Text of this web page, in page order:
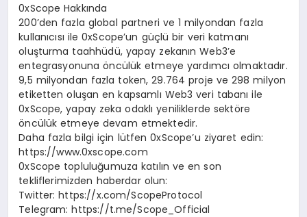
0xScope Hakkında
200’den fazla global partneri ve 1 milyondan fazla
kullanıcısı ile 0xScope’un güçlü bir veri katmanı
oluşturma taahhüdü, yapay zekanın Web3’e
entegrasyonuna öncülük etmeye yardımcı olmaktadır.
9,5 milyondan fazla token, 29.764 proje ve 298 milyon
etiketten oluşan en kapsamlı Web3 veri tabanı ile
0xScope, yapay zeka odaklı yeniliklerde sektöre
öncülük etmeye devam etmektedir.
Daha fazla bilgi için lütfen 0xScope’u ziyaret edin:
https://www.0xscope.com
0xScope topluluğumuza katılın ve en son
tekliflerimizden haberdar olun:
Twitter: https://x.com/ScopeProtocol
Telegram: https://t.me/Scope_Official